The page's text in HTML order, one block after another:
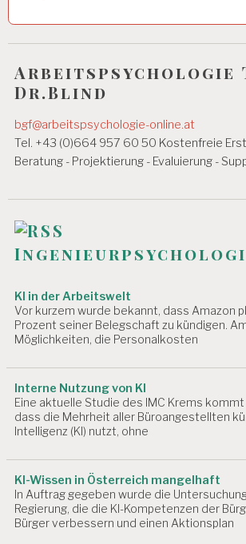
K
T
R
A
R
EI
S
Y
C
H
O
G
IE
S
B
U
R
G
g
s
n
a
v
i
a
t
i
n
Arbeitspsychologie
Dr.Blind
bgf@arbeitspsychologie-online.at
Tel. +43 (0)664 957 60 50 Kostenfreie
Beratung - Projektierung - Evaluierung -
KI in der Arbeitswelt
Vor kurzem wurde bekannt, dass Amazon
Prozent seiner Belegschaft zu kündigen.
Möglichkeiten, die Personalkosten
Interne Nutzung von KI
Eine aktuelle Studie des IMC Krems
dass die Mehrheit aller Büroangestellten
Intelligenz (KI) nutzt, ohne
KI-Wissen in Österreich mangelhaft
In Auftrag gegeben wurde die
Regierung, die die KI-Kompetenzen der
Bürger verbessern und einen Aktionsplan